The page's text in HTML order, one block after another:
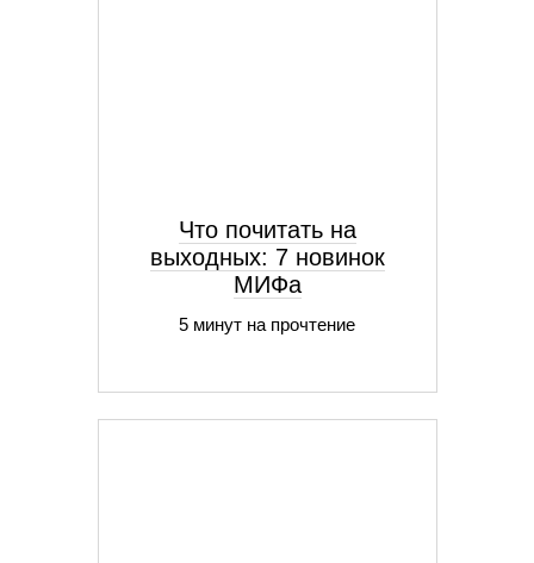
Что почитать на
выходных: 7 новинок
МИФа
5 минут на прочтение